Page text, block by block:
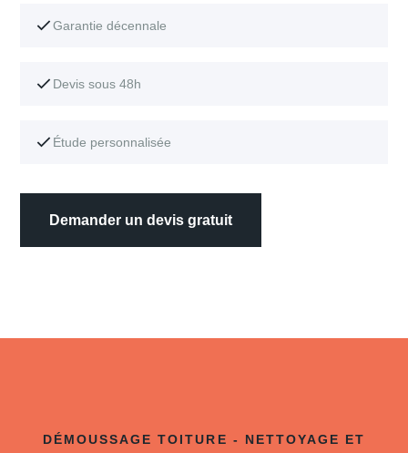
Garantie décennale
Devis sous 48h
Étude personnalisée
Demander un devis gratuit
DÉMOUSSAGE TOITURE - NETTOYAGE ET